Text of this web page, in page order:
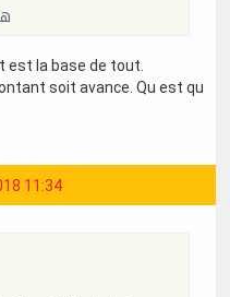
est la base de tout.
soit avance. Qu est qu
11:34